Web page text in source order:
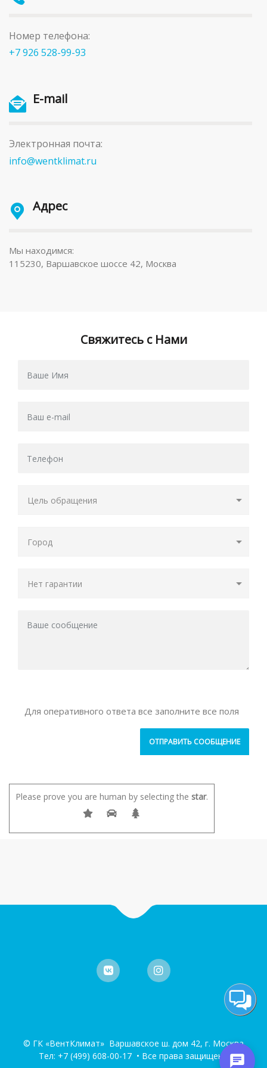
Номер телефона:
+7 926 528-99-93
E-mail
Электронная почта:
info@wentklimat.ru
Адрес
Мы находимся:
115230, Варшавское шоссе 42, Москва
Свяжитесь с Нами
Для оперативного ответа все заполните все поля
Please prove you are human by selecting the star.
© ГК «ВентКлимат» Варшавское ш. дом 42, г. Москва
Тел: +7 (499) 608-00-17• Все права защищены